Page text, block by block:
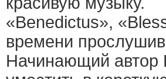
«Benedictus»,
времени
Начинающий